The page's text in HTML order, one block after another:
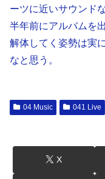
ーツに近いサウンド
半年前にアルバムを
解体してく姿勢は実
なと思う。
04 Music 041 Live
X